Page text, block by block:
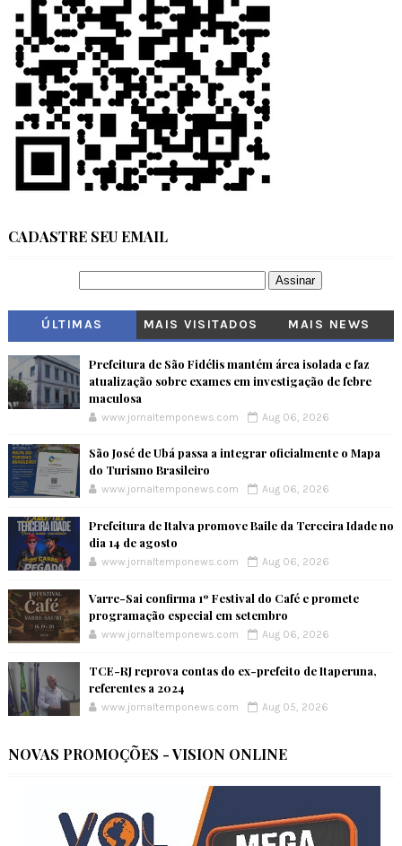
CADASTRE SEU EMAIL
ÚLTIMAS MAIS VISITADOS MAIS NEWS
Prefeitura de São Fidélis mantém área isolada e faz
atualização sobre exames em investigação de febre
maculosa
www.jornaltemponews.com Aug 06, 2026
São José de Ubá passa a integrar oficialmente o Mapa
do Turismo Brasileiro
www.jornaltemponews.com Aug 06, 2026
Prefeitura de Italva promove Baile da Terceira Idade no
dia 14 de agosto
www.jornaltemponews.com Aug 06, 2026
Varre-Sai confirma 1º Festival do Café e promete
programação especial em setembro
www.jornaltemponews.com Aug 06, 2026
TCE-RJ reprova contas do ex-prefeito de Itaperuna,
referentes a 2024
www.jornaltemponews.com Aug 05, 2026
NOVAS PROMOÇÕES - VISION ONLINE